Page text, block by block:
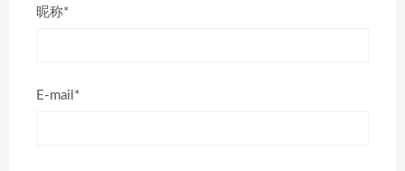
昵称*
E-mail*